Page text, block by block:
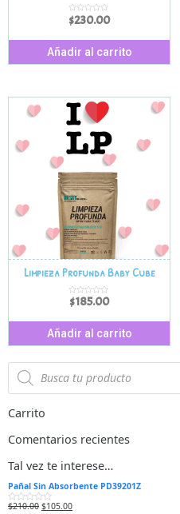
V
a
o
a
d
e
$230.00
Añadir al carrito
Limpieza Profunda Baby Cube
V
a
o
a
n
d
5
$185.00
Añadir al carrito
Carrito
Comentarios recientes
Tal vez te interese…
Pañal Sin Absorbente PD39201Z
V
$210.00 $105.00